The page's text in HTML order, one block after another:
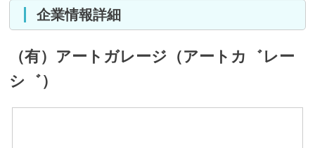
企業情報詳細
（有）アートガレージ（アートカ゛レー
シ゛）